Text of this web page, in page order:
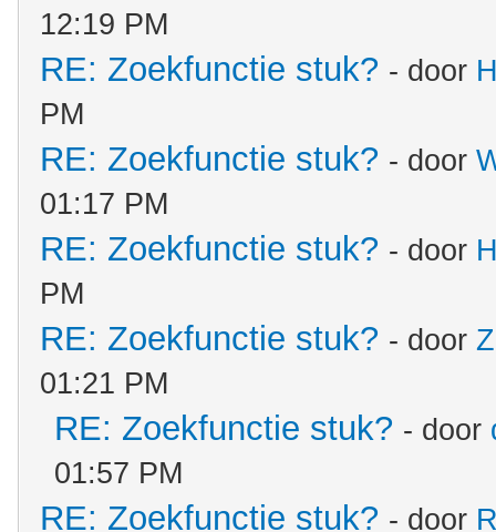
12:19 PM
RE: Zoekfunctie stuk? - door
PM
RE: Zoekfunctie stuk? - door
01:17 PM
RE: Zoekfunctie stuk? - door
PM
RE: Zoekfunctie stuk? - door
01:21 PM
RE: Zoekfunctie stuk? - door
01:57 PM
RE: Zoekfunctie stuk? - door